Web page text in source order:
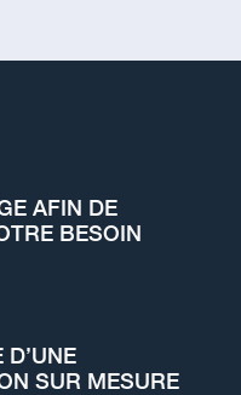
AFIN DE
BESOIN
D’UNE
SUR MESURE